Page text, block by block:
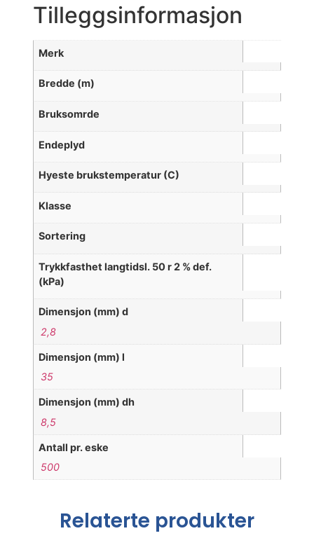
Tilleggsinformasjon
Merk
Bredde (m)
Bruksomrde
Endeplyd
Hyeste brukstemperatur (C)
Klasse
Sortering
Trykkfasthet langtidsl. 50 r 2 % def.
(kPa)
Dimensjon (mm) d
2,8
Dimensjon (mm) l
35
Dimensjon (mm) dh
8,5
Antall pr. eske
500
Relaterte produkter